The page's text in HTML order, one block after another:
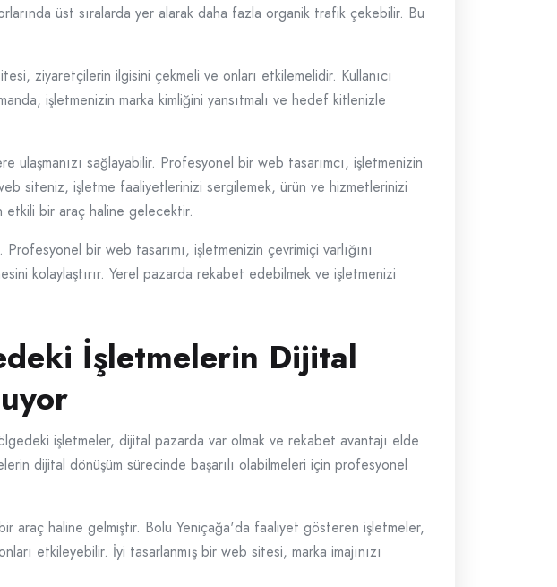
üst sıralarda yer alarak daha fazla organik trafik çekebilir. Bu
ziyaretçilerin ilgisini çekmeli ve onları etkilemelidir. Kullanıcı
işletmenizin marka kimliğini yansıtmalı ve hedef kitlenizle
sağlayabilir. Profesyonel bir web tasarımcı, işletmenizin
siteniz, işletme faaliyetlerinizi sergilemek, ürün ve hizmetlerinizi
etkili bir araç haline gelecektir.
bir web tasarımı, işletmenizin çevrimiçi varlığını
kolaylaştırır. Yerel pazarda rekabet edebilmek ve işletmenizi
İşletmelerin Dijital
işletmeler, dijital pazarda var olmak ve rekabet avantajı elde
dijital dönüşüm sürecinde başarılı olabilmeleri için profesyonel
araç haline gelmiştir. Bolu Yeniçağa'da faaliyet gösteren işletmeler,
etkileyebilir. İyi tasarlanmış bir web sitesi, marka imajınızı